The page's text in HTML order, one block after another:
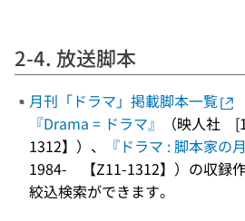
2-4. 放送脚本
月刊「ドラマ」掲載脚本一覧
『Drama = ドラマ』
（映人社
1312】）、
『ドラマ : 脚本家の
1984- 【Z11-1312】）の収録作
絞込検索ができます。